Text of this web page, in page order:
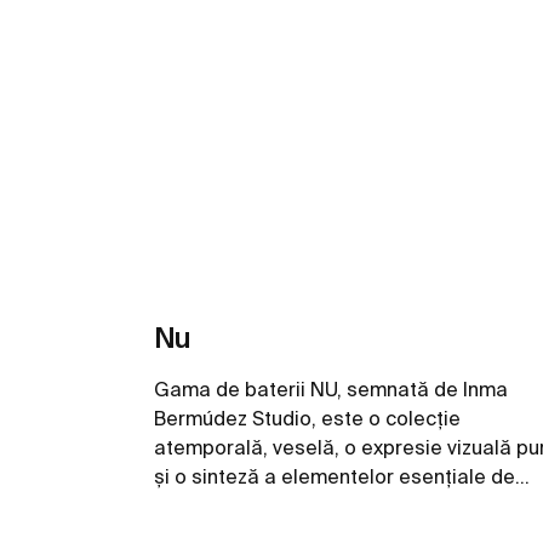
Nu
Gama de baterii NU, semnată de Inma
Bermúdez Studio, este o colecție
atemporală, veselă, o expresie vizuală
și o sinteză a elementelor esențiale de